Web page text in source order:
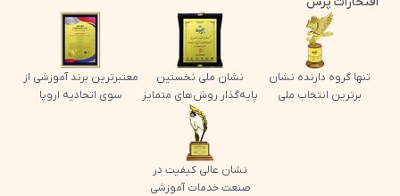
تنها گروه دارنده نشان
برترین انتخاب ملی
نشان ملی نخستین
پایه‌گذار روش‌های متمایز
معتبرترین برند آموزشی از
سوی اتحادیه اروپا
نشان عالی کیفیت در
صنعت خدمات آموزشی